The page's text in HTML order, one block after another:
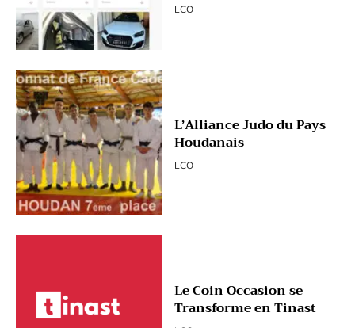
LCO
L’Alliance Judo du Pays
Houdanais
LCO
Le Coin Occasion se
Transforme en Tinast